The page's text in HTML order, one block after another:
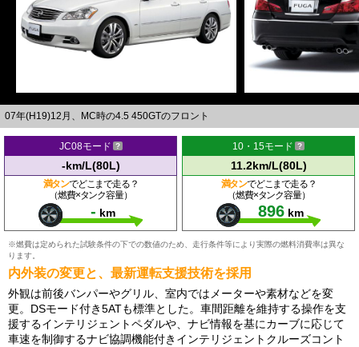
07年(H19)12月、MC時の4.5 450GTのフロント
JC08モード
-km/L(80L)
満タンでどこまで走る？
（燃費×タンク容量）
- km
10・15モード
11.2km/L(80L)
満タンでどこまで走る？
（燃費×タンク容量）
896 km
※燃費は定められた試験条件の下での数値のため、走行条件等により実際の燃料消費率は異な
ります。
内外装の変更と、最新運転支援技術を採用
外観は前後バンパーやグリル、室内ではメーターや素材などを変
更。DSモード付き5ATも標準とした。車間距離を維持する操作を支
援するインテリジェントペダルや、ナビ情報を基にカーブに応じて
車速を制御するナビ協調機能付きインテリジェントクルーズコント